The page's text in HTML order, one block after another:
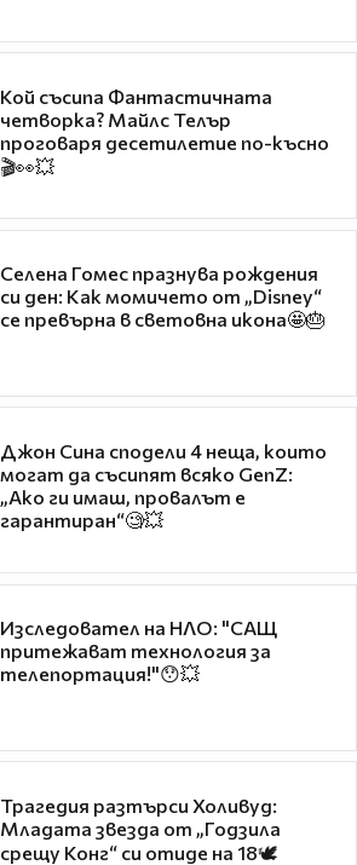
Кой съсипа Фантастичната
четворка? Майлс Телър
проговаря десетилетие по-късно
🎬👀💥
Селена Гомес празнува рождения
си ден: Как момичето от „Disney“
се превърна в световна икона🤩🎂
Джон Сина сподели 4 неща, които
могат да съсипят всяко GenZ:
„Ако ги имаш, провалът е
гарантиран“🧐💥
Изследовател на НЛО: "САЩ
притежават технология за
телепортация!"😯💥
Трагедия разтърси Холивуд:
Младата звезда от „Годзила
срещу Конг“ си отиде на 18🕊️